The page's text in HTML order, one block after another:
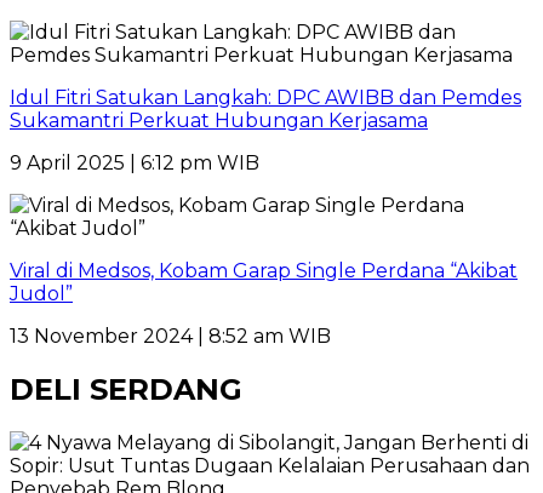
Idul Fitri Satukan Langkah: DPC AWIBB dan Pemdes
Sukamantri Perkuat Hubungan Kerjasama
9 April 2025 | 6:12 pm WIB
Viral di Medsos, Kobam Garap Single Perdana “Akibat
Judol”
13 November 2024 | 8:52 am WIB
DELI SERDANG